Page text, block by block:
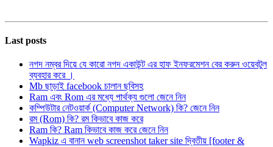
Last posts
নগদ নম্বর দিয়ে যে কারো নগদ একাউন্ট এর হাফ ইনফরমেশন বের করুন ওয়েবটুল
ব্যবহার করে ।
Mb ছাড়াই facebook চালান ছবিসহ
Ram এবং Rom এর মধ্যে পার্থক্য গুলো জেনে নিন
কম্পিউটার নেটওয়ার্ক (Computer Network) কি? জেনে নিন
রম (Rom) কি? রম কিভাবে কাজ করে
Ram কি? Ram কিভাবে কাজ করে জেনে নিন
Wapkiz এ বানান web screenshot taker site দ্বিতীয় [footer &